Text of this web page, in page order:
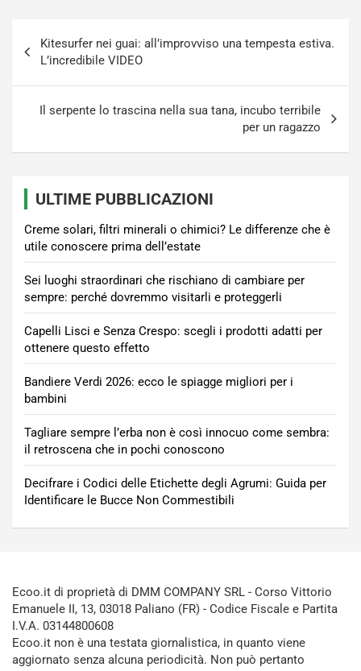
articoli
Kitesurfer nei guai: all’improvviso una tempesta estiva.
L’incredibile VIDEO
Il serpente lo trascina nella sua tana, incubo terribile
per un ragazzo
ULTIME PUBBLICAZIONI
Creme solari, filtri minerali o chimici? Le differenze che è
utile conoscere prima dell’estate
Sei luoghi straordinari che rischiano di cambiare per
sempre: perché dovremmo visitarli e proteggerli
Capelli Lisci e Senza Crespo: scegli i prodotti adatti per
ottenere questo effetto
Bandiere Verdi 2026: ecco le spiagge migliori per i
bambini
Tagliare sempre l’erba non è così innocuo come sembra:
il retroscena che in pochi conoscono
Decifrare i Codici delle Etichette degli Agrumi: Guida per
Identificare le Bucce Non Commestibili
Ecoo.it di proprietà di DMM COMPANY SRL - Corso Vittorio
Emanuele II, 13, 03018 Paliano (FR) - Codice Fiscale e Partita
I.V.A. 03144800608
Ecoo.it non è una testata giornalistica, in quanto viene
aggiornato senza alcuna periodicità. Non può pertanto